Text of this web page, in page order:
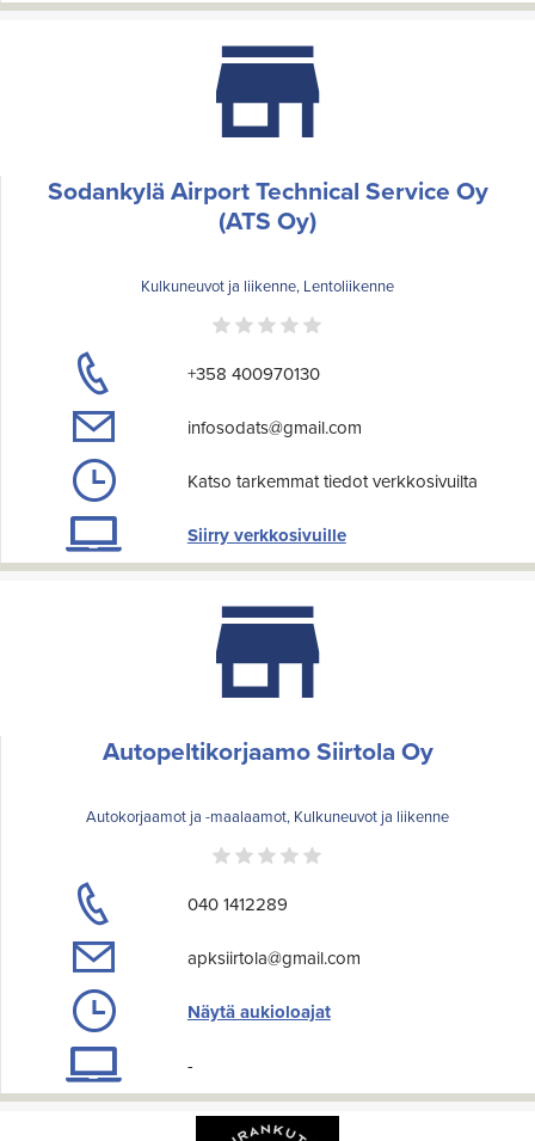
Sodankylä Airport Technical Service Oy
(ATS Oy)
Kulkuneuvot ja liikenne, Lentoliikenne
+358 400970130
infosodats@gmail.com
Katso tarkemmat tiedot verkkosivuilta
Siirry verkkosivuille
Autopeltikorjaamo Siirtola Oy
Autokorjaamot ja -maalaamot, Kulkuneuvot ja liikenne
040 1412289
apksiirtola@gmail.com
Näytä aukioloajat
-